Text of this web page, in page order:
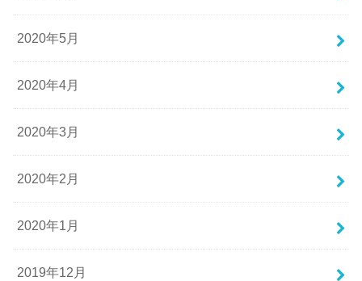
2020年5月
2020年4月
2020年3月
2020年2月
2020年1月
2019年12月